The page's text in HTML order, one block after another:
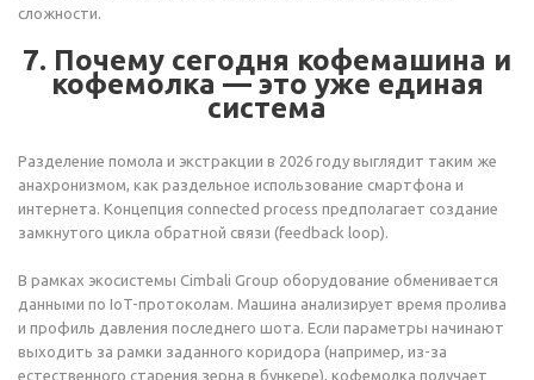
сложности.
7. Почему сегодня кофемашина и
кофемолка — это уже единая
система
Разделение помола и экстракции в 2026 году выглядит таким же
анахронизмом, как раздельное использование смартфона и
интернета. Концепция connected process предполагает создание
замкнутого цикла обратной связи (feedback loop).
В рамках экосистемы Cimbali Group оборудование обменивается
данными по IoT-протоколам. Машина анализирует время пролива
и профиль давления последнего шота. Если параметры начинают
выходить за рамки заданного коридора (например, из-за
естественного старения зерна в бункере), кофемолка получает